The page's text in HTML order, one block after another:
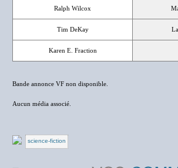
Ralph Wilcox
Tim DeKay
Karen E. Fraction
Bande annonce VF non disponible.
Aucun média associé.
science-fiction